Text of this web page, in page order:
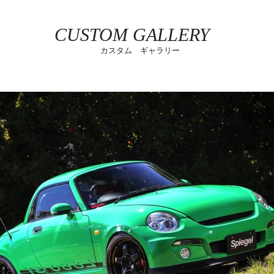
CUSTOM GALLERY
カスタム ギャラリー